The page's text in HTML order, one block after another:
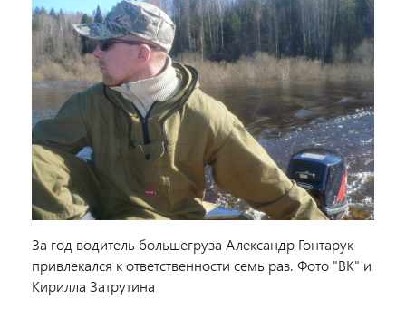
За год водитель большегруза Александр Гонтарук
привлекался к ответственности семь раз. Фото "ВК" и
Кирилла Затрутина